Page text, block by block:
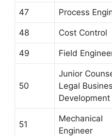
47 Process
48 Cost Control
49 Field
50
Junior
Legal
Development
51
Mechanical
Engineer